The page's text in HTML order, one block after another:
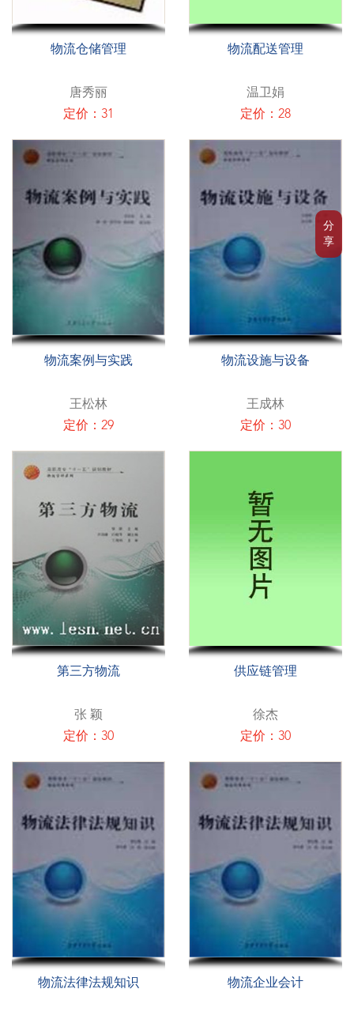
分
享
物流仓储管理
唐秀丽
定价：31
物流配送管理
温卫娟
定价：28
物流案例与实践
王松林
定价：29
物流设施与设备
王成林
定价：30
第三方物流
张 颖
定价：30
供应链管理
徐杰
定价：30
物流法律法规知识 物流企业会计